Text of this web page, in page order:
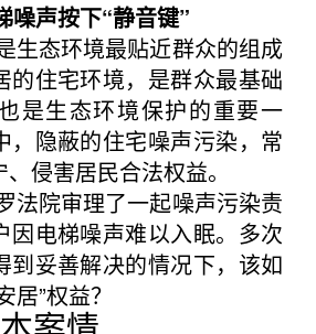
噪声按下“静音键”
态环境最贴近群众的组成
的住宅环境，是群众最基础
是生态环境保护的重要一
，隐蔽的住宅噪声污染，常
侵害居民合法权益。
院审理了一起噪声污染责
因电梯噪声难以入眠。多次
到妥善解决的情况下，该如
居”权益？